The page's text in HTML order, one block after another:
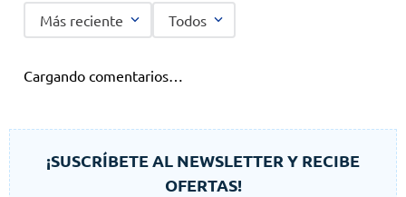
Más reciente Todos
Cargando comentarios…
¡SUSCRÍBETE AL NEWSLETTER Y RECIBE
OFERTAS!